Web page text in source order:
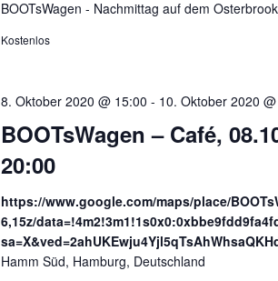
BOOTsWagen - Nachmittag auf dem
Kostenlos
BOOTsWagen – Café,
20:00
8. Oktober 2020 @ 15:00 - 10. Oktober 2020
https://www.google.com/maps/place/
6,15z/
Hamm Süd, Hamburg, Deutschland